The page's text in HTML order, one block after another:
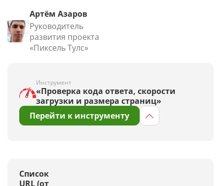
Артём Азаров
Руководитель
развития проекта
«Пиксель Тулс»
Инструмент
«Проверка кода ответа, скорости
загрузки и размера страниц»
Перейти к инструменту
Список
URL (от